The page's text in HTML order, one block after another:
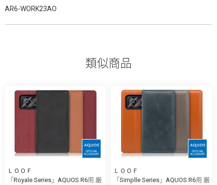
AR6-WORK23AO
類似商品
ＬＯＯＦ
「Royale Series」AQUOS R6用 厳
ＬＯＯＦ
「Simplle Series」AQUOS R6用 厳